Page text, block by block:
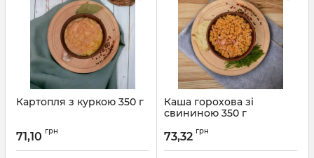
Картопля з куркою 350 г
71,10 грн
Каша горохова зі
свининою 350 г
73,32 грн